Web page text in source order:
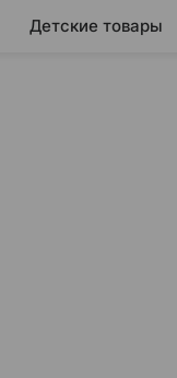
Детские товары